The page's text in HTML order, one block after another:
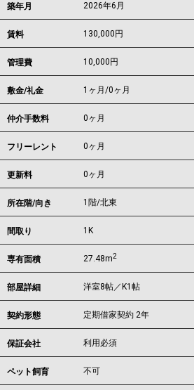
築年月 2026年6月
賃料 130,000 円
管理費 10,000円
敷金/礼金 1ヶ月/0ヶ月
仲介手数料 0ヶ月
フリーレント 0ヶ月
更新料 0ヶ月
所在階/向き 1階/北東
間取り 1K
専有面積 27.48m2
部屋詳細 洋室8帖／K1帖
契約形態 定期借家契約 2年
保証会社 利用必須
ペット飼育 不可